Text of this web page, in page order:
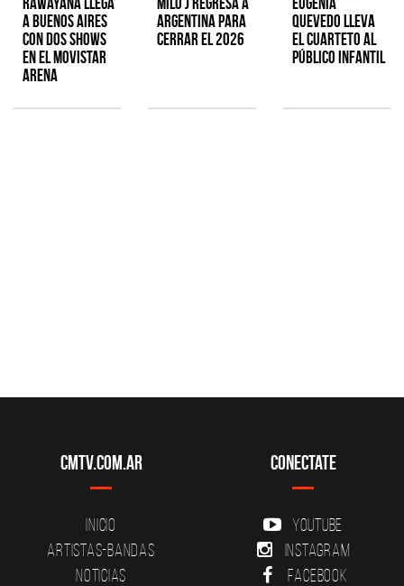
a Buenos Aires
con dos shows
en el Movistar
Arena
Argentina para
cerrar el 2026
Quevedo lleva
el cuarteto al
público infantil
CMTV.com.ar
Inicio
Artistas-Bandas
Noticias
Conectate
YouTube
Instagram
Facebook